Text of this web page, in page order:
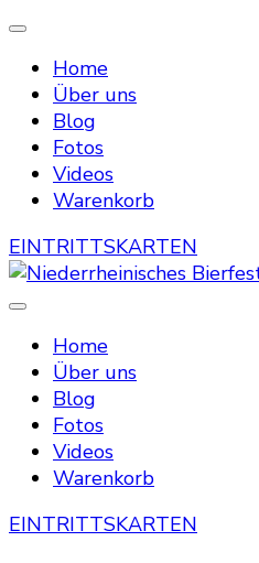
Home
Über uns
Blog
Fotos
Videos
Warenkorb
EINTRITTSKARTEN
Home
Über uns
Blog
Fotos
Videos
Warenkorb
EINTRITTSKARTEN